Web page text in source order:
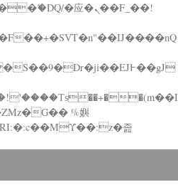
��+�SVT�n"��IJ����nQ
졾